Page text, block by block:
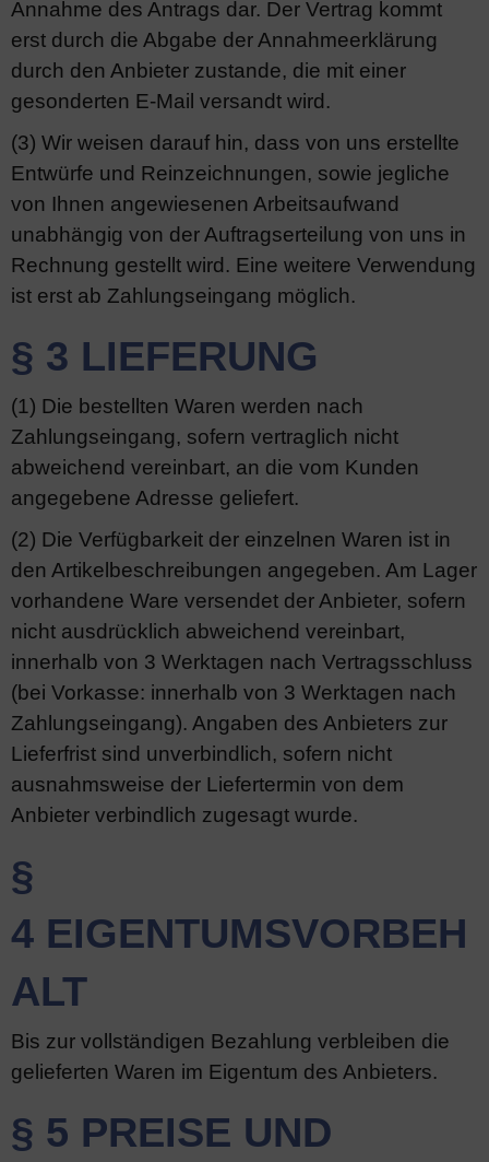
Annahme des Antrags dar. Der Vertrag kommt
erst durch die Abgabe der Annahmeerklärung
durch den Anbieter zustande, die mit einer
gesonderten E-Mail versandt wird.
(3) Wir weisen darauf hin, dass von uns erstellte
Entwürfe und Reinzeichnungen, sowie jegliche
von Ihnen angewiesenen Arbeitsaufwand
unabhängig von der Auftragserteilung von uns in
Rechnung gestellt wird. Eine weitere Verwendung
ist erst ab Zahlungseingang möglich.
§ 3 LIEFERUNG
(1) Die bestellten Waren werden nach
Zahlungseingang, sofern vertraglich nicht
abweichend vereinbart, an die vom Kunden
angegebene Adresse geliefert.
(2) Die Verfügbarkeit der einzelnen Waren ist in
den Artikelbeschreibungen angegeben. Am Lager
vorhandene Ware versendet der Anbieter, sofern
nicht ausdrücklich abweichend vereinbart,
innerhalb von 3 Werktagen nach Vertragsschluss
(bei Vorkasse: innerhalb von 3 Werktagen nach
Zahlungseingang). Angaben des Anbieters zur
Lieferfrist sind unverbindlich, sofern nicht
ausnahmsweise der Liefertermin von dem
Anbieter verbindlich zugesagt wurde.
§
4 EIGENTUMSVORBEH
ALT
Bis zur vollständigen Bezahlung verbleiben die
gelieferten Waren im Eigentum des Anbieters.
§ 5 PREISE UND